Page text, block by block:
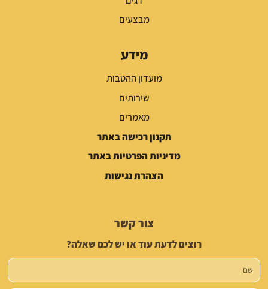
מבצעים
מידע
מועדון ההטבות
שירותים
מאמרים
תקנון רכישה באתר
מדיניות הפרטיות באתר
הצהרת נגישות
צור קשר
רוצים לדעת עוד או יש לכם שאלה?
שם